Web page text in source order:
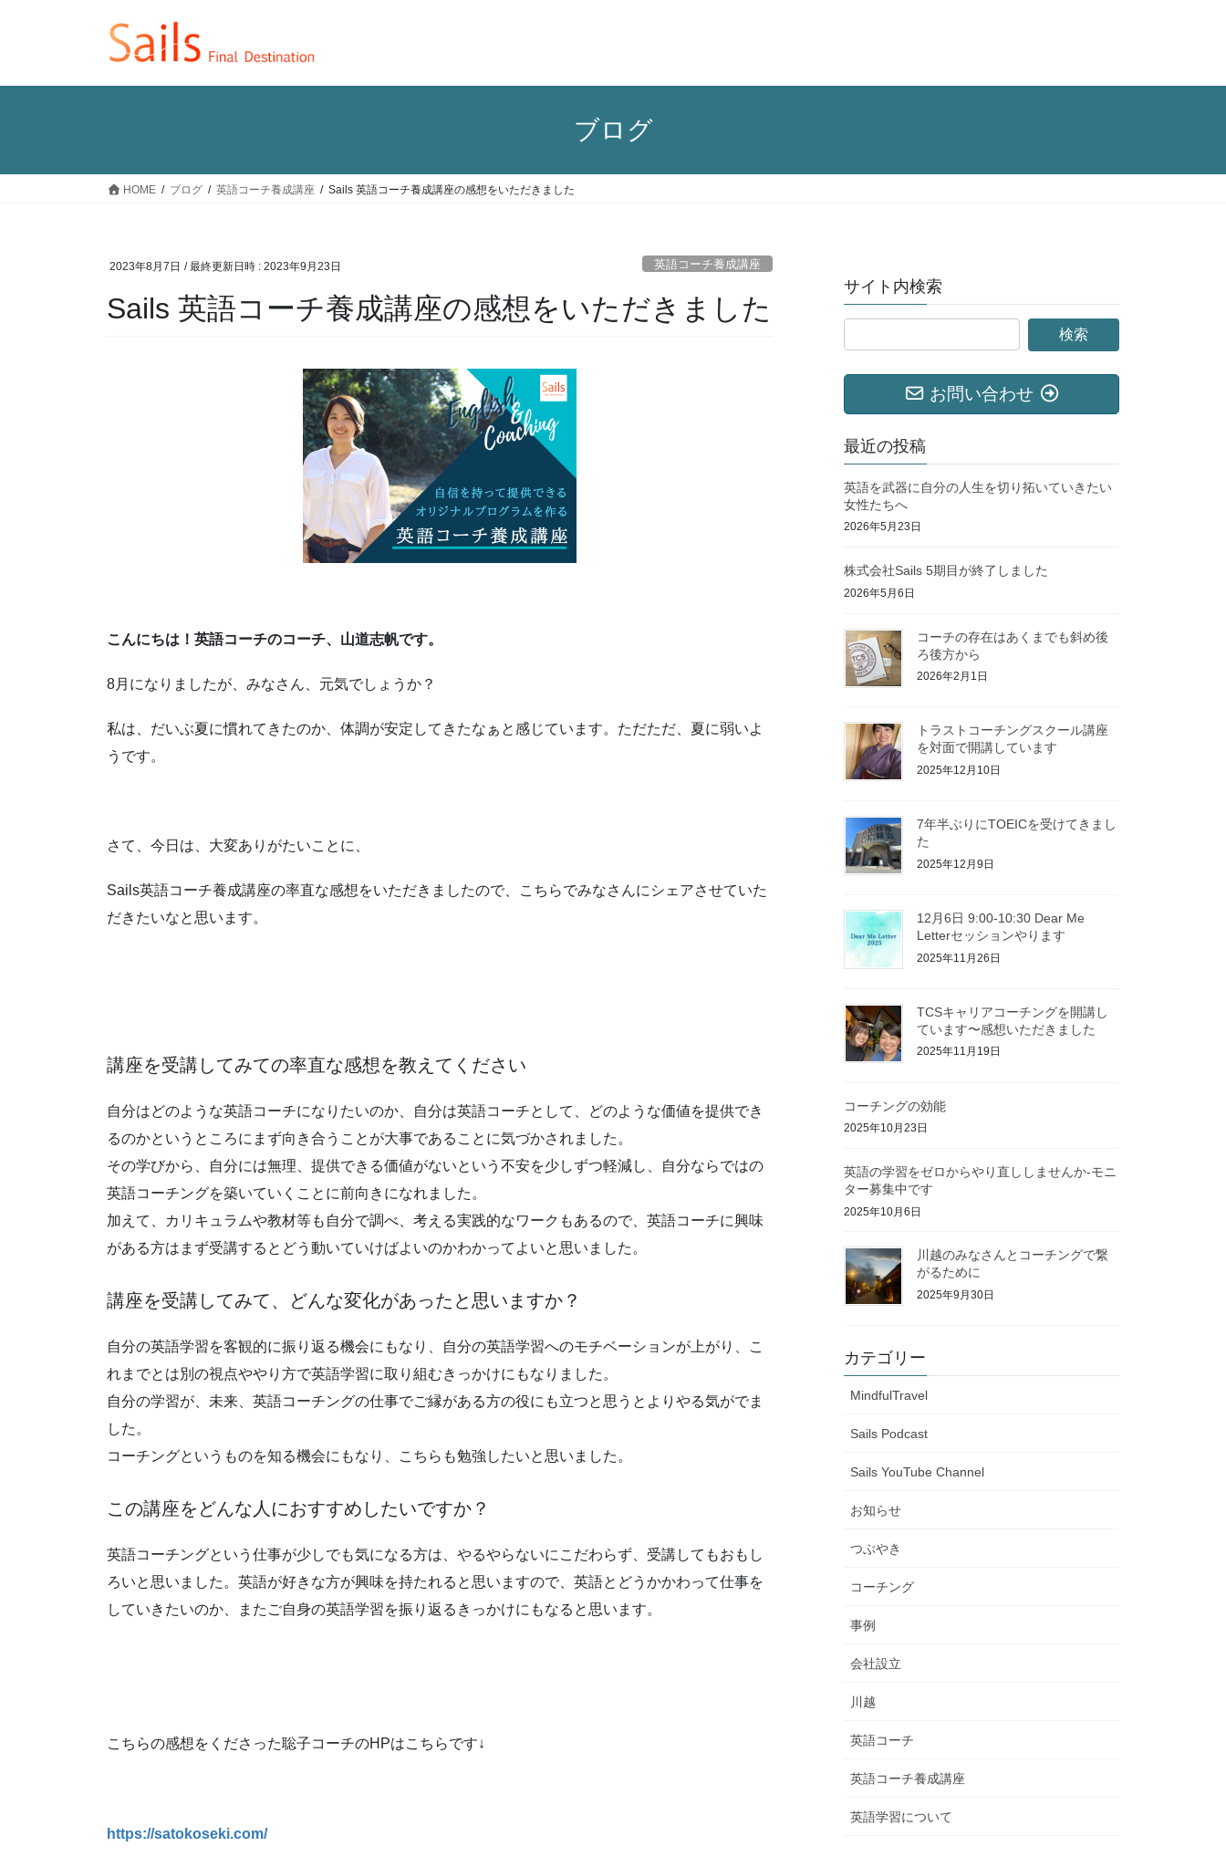
ブログ
HOME ブログ 英語コーチ養成講座 Sails 英語コーチ養成講座の感想をいただきました
2023年8月7日 / 最終更新日時 : 2023年9月23日 英語コーチ養成講座
Sails 英語コーチ養成講座の感想をいただきました
こんにちは！英語コーチのコーチ、山道志帆です。
8月になりましたが、みなさん、元気でしょうか？
私は、だいぶ夏に慣れてきたのか、体調が安定してきたなぁと感じています。ただただ、夏に弱いよ
うです。
さて、今日は、大変ありがたいことに、
Sails英語コーチ養成講座の率直な感想をいただきましたので、こちらでみなさんにシェアさせていた
だきたいなと思います。
講座を受講してみての率直な感想を教えてください
自分はどのような英語コーチになりたいのか、自分は英語コーチとして、どのような価値を提供でき
るのかというところにまず向き合うことが大事であることに気づかされました。
その学びから、自分には無理、提供できる価値がないという不安を少しずつ軽減し、自分ならではの
英語コーチングを築いていくことに前向きになれました。
加えて、カリキュラムや教材等も自分で調べ、考える実践的なワークもあるので、英語コーチに興味
がある方はまず受講するとどう動いていけばよいのかわかってよいと思いました。
講座を受講してみて、どんな変化があったと思いますか？
自分の英語学習を客観的に振り返る機会にもなり、自分の英語学習へのモチベーションが上がり、こ
れまでとは別の視点ややり方で英語学習に取り組むきっかけにもなりました。
自分の学習が、未来、英語コーチングの仕事でご縁がある方の役にも立つと思うとよりやる気がでま
した。
コーチングというものを知る機会にもなり、こちらも勉強したいと思いました。
この講座をどんな人におすすめしたいですか？
英語コーチングという仕事が少しでも気になる方は、やるやらないにこだわらず、受講してもおもし
ろいと思いました。英語が好きな方が興味を持たれると思いますので、英語とどうかかわって仕事を
していきたいのか、またご自身の英語学習を振り返るきっかけにもなると思います。
こちらの感想をくださった聡子コーチのHPはこちらです↓
https://satokoseki.com/
サイト内検索
お問い合わせ
最近の投稿
英語を武器に自分の人生を切り拓いていきたい
女性たちへ
2026年5月23日
株式会社Sails 5期目が終了しました
2026年5月6日
コーチの存在はあくまでも斜め後
ろ後方から
2026年2月1日
トラストコーチングスクール講座
を対面で開講しています
2025年12月10日
7年半ぶりにTOEICを受けてきまし
た
2025年12月9日
12月6日 9:00-10:30 Dear Me
Letterセッションやります
2025年11月26日
TCSキャリアコーチングを開講し
ています〜感想いただきました
2025年11月19日
コーチングの効能
2025年10月23日
英語の学習をゼロからやり直ししませんか-モニ
ター募集中です
2025年10月6日
川越のみなさんとコーチングで繋
がるために
2025年9月30日
カテゴリー
MindfulTravel
Sails Podcast
Sails YouTube Channel
お知らせ
つぶやき
コーチング
事例
会社設立
川越
英語コーチ
英語コーチ養成講座
英語学習について